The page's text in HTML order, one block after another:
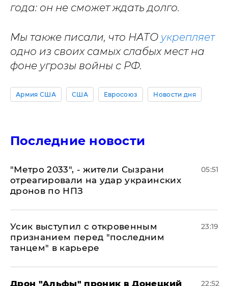
года: он не сможет ждать долго.
Мы также писали, что НАТО укрепляет
одно из своих самых слабых мест на
фоне угрозы войны с РФ.
Армия США США Евросоюз Новости дня
Последние новости
"Метро 2033", - жители Сызрани
отреагировали на удар украинских
дронов по НПЗ
05:51
Усик выступил с откровенным
признанием перед "последним
танцем" в карьере
23:19
Дрон "Альфы" проник в Донецкий
22:52